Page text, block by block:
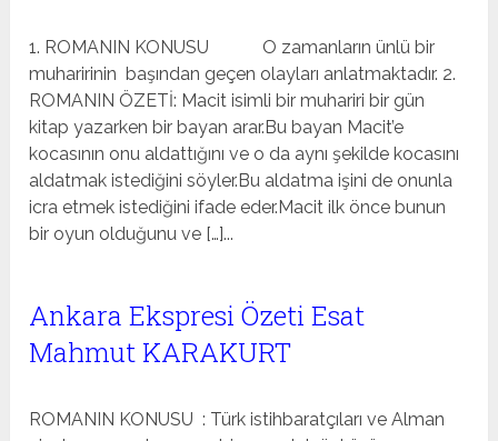
1. ROMANIN KONUSU O zamanların ünlü bir
muharirinin başından geçen olayları anlatmaktadır. 2.
ROMANIN ÖZETİ: Macit isimli bir muhariri bir gün
kitap yazarken bir bayan arar.Bu bayan Macit’e
kocasının onu aldattığını ve o da aynı şekilde kocasını
aldatmak istediğini söyler.Bu aldatma işini de onunla
icra etmek istediğini ifade eder.Macit ilk önce bunun
bir oyun olduğunu ve […]...
Ankara Ekspresi Özeti Esat
Mahmut KARAKURT
ROMANIN KONUSU : Türk istihbaratçıları ve Alman